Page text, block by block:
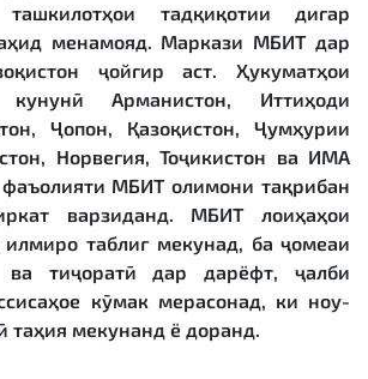
тадқиқотии дигар
менамояд. Маркази МБИТ дар
ҷойгир аст. Ҳукуматҳои
кунунӣ Арманистон, Иттиҳоди
Ҷопон, Қазоқистон, Ҷумҳурии
Норвегия, Тоҷикистон ва ИМА
МБИТ олимони тақрибан
варзиданд. МБИТ лоиҳаҳои
таблиғ мекунад, ба ҷомеаи
тиҷоратӣ дар дарёфт, ҷалби
кӯмак мерасонад, ки ноу-
таҳия мекунанд ё доранд.